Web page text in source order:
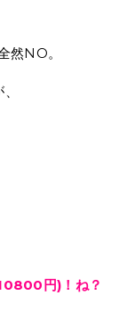
然NO。
円)！ね？